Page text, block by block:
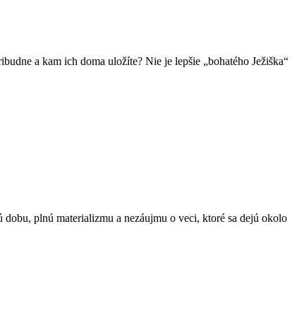
a kam ich doma uložíte? Nie je lepšie „bohatého Ježiška“
plnú materializmu a nezáujmu o veci, ktoré sa dejú okolo